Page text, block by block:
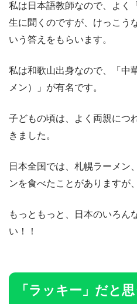
私は日本語教師なので、よく
生に聞くのですが、けっこう
いう答えをもらいます。
私は和歌山出身なので、「中
メン）」が有名です。
子どもの頃は、よく両親につ
きました。
日本全国では、札幌ラーメン
ンを食べたことがありますが
もっともっと、日本のいろん
い！！
「ラッキー」だと